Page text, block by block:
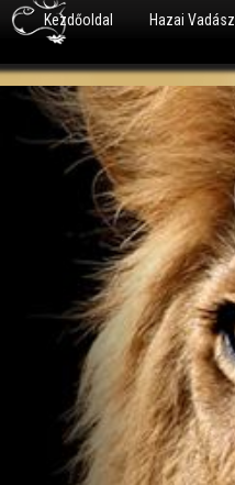
Kezdőoldal Hazai Vadász